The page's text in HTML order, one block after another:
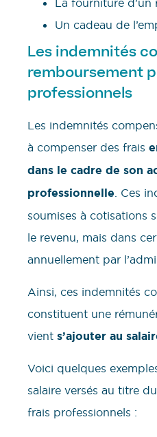
La fourniture d’un
Un cadeau de
Les indemnités
remboursement
professionnels
Les indemnités
à compenser des frais
dans le cadre de son
professionnelle. Ces
soumises à cotisations
le revenu, mais dans
annuellement par
Ainsi, ces indemnités
constituent une
vient s’ajouter au
Voici quelques
salaire versés au titre
frais professionnels :